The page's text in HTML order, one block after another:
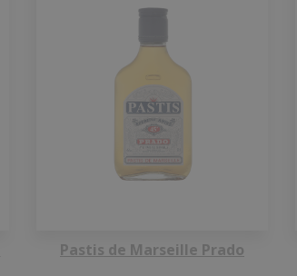
Pastis de Marseille Prado